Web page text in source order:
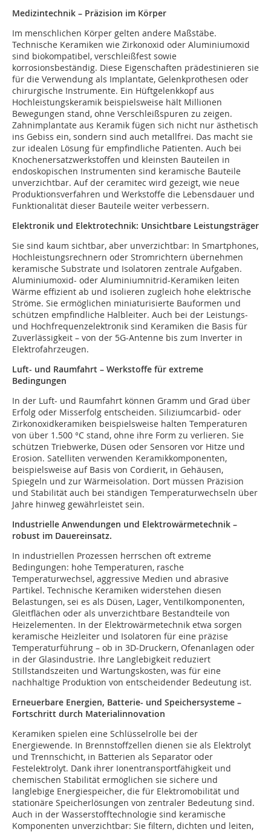
Medizintechnik – Präzision im Körper
Im menschlichen Körper gelten andere Maßstäbe.
Technische Keramiken wie Zirkonoxid oder Aluminiumoxid
sind biokompatibel, verschleißfest sowie
korrosionsbeständig. Diese Eigenschaften prädestinieren sie
für die Verwendung als Implantate, Gelenkprothesen oder
chirurgische Instrumente. Ein Hüftgelenkkopf aus
Hochleistungskeramik beispielsweise hält Millionen
Bewegungen stand, ohne Verschleißspuren zu zeigen.
Zahnimplantate aus Keramik fügen sich nicht nur ästhetisch
ins Gebiss ein, sondern sind auch metallfrei. Das macht sie
zur idealen Lösung für empfindliche Patienten. Auch bei
Knochenersatzwerkstoffen und kleinsten Bauteilen in
endoskopischen Instrumenten sind keramische Bauteile
unverzichtbar. Auf der ceramitec wird gezeigt, wie neue
Produktionsverfahren und Werkstoffe die Lebensdauer und
Funktionalität dieser Bauteile weiter verbessern.
Elektronik und Elektrotechnik: Unsichtbare Leistungsträger
Sie sind kaum sichtbar, aber unverzichtbar: In Smartphones,
Hochleistungsrechnern oder Stromrichtern übernehmen
keramische Substrate und Isolatoren zentrale Aufgaben.
Aluminiumoxid- oder Aluminiumnitrid-Keramiken leiten
Wärme effizient ab und isolieren zugleich hohe elektrische
Ströme. Sie ermöglichen miniaturisierte Bauformen und
schützen empfindliche Halbleiter. Auch bei der Leistungs-
und Hochfrequenzelektronik sind Keramiken die Basis für
Zuverlässigkeit – von der 5G-Antenne bis zum Inverter in
Elektrofahrzeugen.
Luft- und Raumfahrt – Werkstoffe für extreme
Bedingungen
In der Luft- und Raumfahrt können Gramm und Grad über
Erfolg oder Misserfolg entscheiden. Siliziumcarbid- oder
Zirkonoxidkeramiken beispielsweise halten Temperaturen
von über 1.500 °C stand, ohne ihre Form zu verlieren. Sie
schützen Triebwerke, Düsen oder Sensoren vor Hitze und
Erosion. Satelliten verwenden Keramikkomponenten,
beispielsweise auf Basis von Cordierit, in Gehäusen,
Spiegeln und zur Wärmeisolation. Dort müssen Präzision
und Stabilität auch bei ständigen Temperaturwechseln über
Jahre hinweg gewährleistet sein.
Industrielle Anwendungen und Elektrowärmetechnik –
robust im Dauereinsatz.
In industriellen Prozessen herrschen oft extreme
Bedingungen: hohe Temperaturen, rasche
Temperaturwechsel, aggressive Medien und abrasive
Partikel. Technische Keramiken widerstehen diesen
Belastungen, sei es als Düsen, Lager, Ventilkomponenten,
Gleitflächen oder als unverzichtbare Bestandteile von
Heizelementen. In der Elektrowärmetechnik etwa sorgen
keramische Heizleiter und Isolatoren für eine präzise
Temperaturführung – ob in 3D-Druckern, Ofenanlagen oder
in der Glasindustrie. Ihre Langlebigkeit reduziert
Stillstandszeiten und Wartungskosten, was für eine
nachhaltige Produktion von entscheidender Bedeutung ist.
Erneuerbare Energien, Batterie- und Speichersysteme –
Fortschritt durch Materialinnovation
Keramiken spielen eine Schlüsselrolle bei der
Energiewende. In Brennstoffzellen dienen sie als Elektrolyt
und Trennschicht, in Batterien als Separator oder
Festelektrolyt. Dank ihrer Ionentransportfähigkeit und
chemischen Stabilität ermöglichen sie sichere und
langlebige Energiespeicher, die für Elektromobilität und
stationäre Speicherlösungen von zentraler Bedeutung sind.
Auch in der Wasserstofftechnologie sind keramische
Komponenten unverzichtbar: Sie filtern, dichten und leiten,